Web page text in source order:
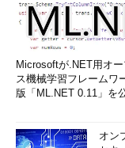
Microsoftが.NET用オ
ス機械学習フレームワ
版「ML.NET 0.11」を
オン